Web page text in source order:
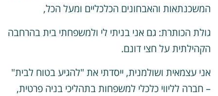
והאבחונים הכלכליים ומעל הכל,
הכותרת: גם אני בניתי לי ולמשפחתי בית בהרחבה
על חצי דונם.
עצמאית ושולמנית, ייסדתי את "להגיע בטוח לבית"
חברה לליווי כלכלי למשפחות בתהליכי בניה פרטית,